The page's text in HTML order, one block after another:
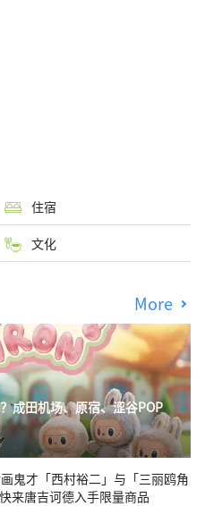
住宿
文化
More
成田机场、原宿、涩谷POP
鬼才「西村裕二」与「三丽鸥角
来唐吉诃德入手限量商品